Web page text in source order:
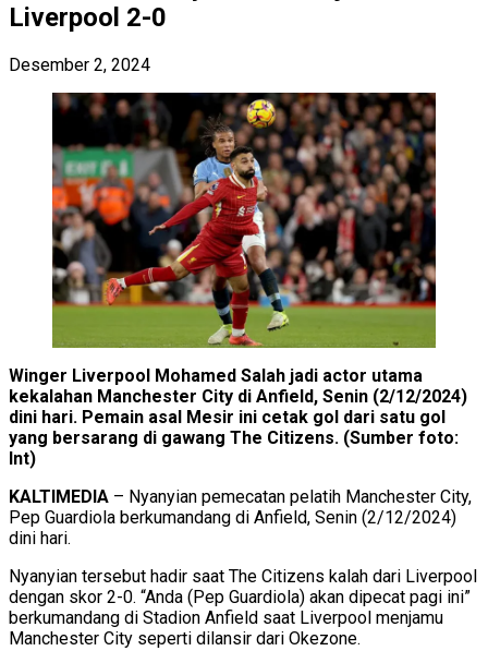
Liverpool 2-0
Desember 2, 2024
Winger Liverpool Mohamed Salah jadi actor utama
kekalahan Manchester City di Anfield, Senin (2/12/2024)
dini hari. Pemain asal Mesir ini cetak gol dari satu gol
yang bersarang di gawang The Citizens. (Sumber foto:
Int)
KALTIMEDIA – Nyanyian pemecatan pelatih Manchester City,
Pep Guardiola berkumandang di Anfield, Senin (2/12/2024)
dini hari.
Nyanyian tersebut hadir saat The Citizens kalah dari Liverpool
dengan skor 2-0. “Anda (Pep Guardiola) akan dipecat pagi ini”
berkumandang di Stadion Anfield saat Liverpool menjamu
Manchester City seperti dilansir dari Okezone.